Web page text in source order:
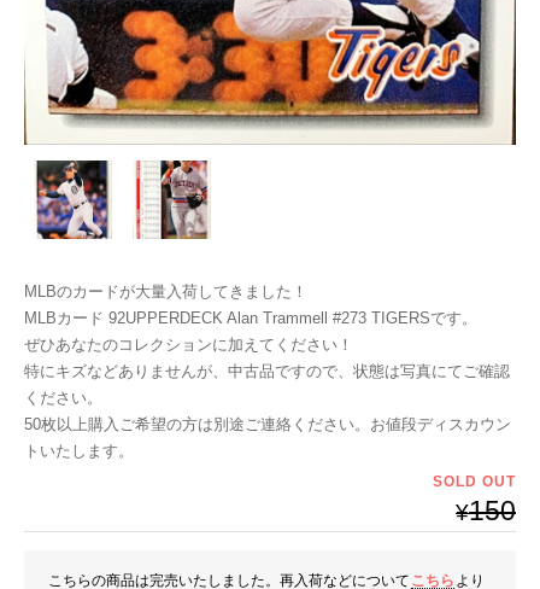
MLBのカードが大量入荷してきました！
MLBカード 92UPPERDECK Alan Trammell #273 TIGERSです。
ぜひあなたのコレクションに加えてください！
特にキズなどありませんが、中古品ですので、状態は写真にてご確認
ください。
50枚以上購入ご希望の方は別途ご連絡ください。お値段ディスカウン
トいたします。
SOLD OUT
¥150
こちらの商品は完売いたしました。再入荷などについて こちら より